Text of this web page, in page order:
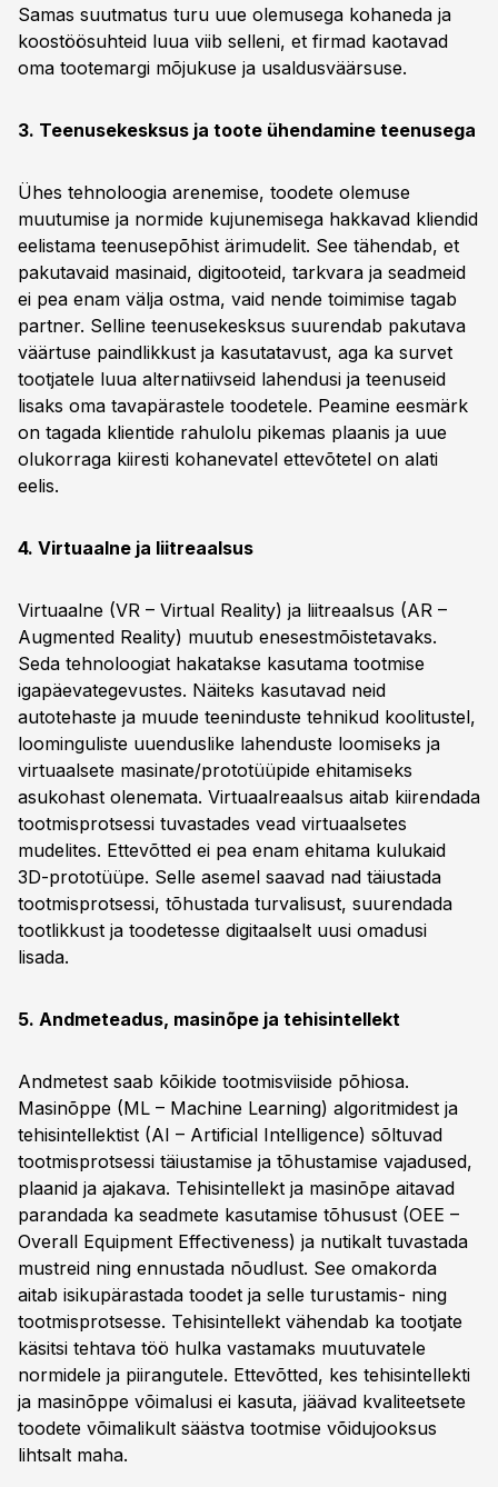
Samas suutmatus turu uue olemusega kohaneda ja
koostöösuhteid luua viib selleni, et firmad kaotavad
oma tootemargi mõjukuse ja usaldusväärsuse.
3. Teenusekesksus ja toote ühendamine teenusega
Ühes tehnoloogia arenemise, toodete olemuse
muutumise ja normide kujunemisega hakkavad kliendid
eelistama teenusepõhist ärimudelit. See tähendab, et
pakutavaid masinaid, digitooteid, tarkvara ja seadmeid
ei pea enam välja ostma, vaid nende toimimise tagab
partner. Selline teenusekesksus suurendab pakutava
väärtuse paindlikkust ja kasutatavust, aga ka survet
tootjatele luua alternatiivseid lahendusi ja teenuseid
lisaks oma tavapärastele toodetele. Peamine eesmärk
on tagada klientide rahulolu pikemas plaanis ja uue
olukorraga kiiresti kohanevatel ettevõtetel on alati
eelis.
4. Virtuaalne ja liitreaalsus
Virtuaalne (VR – Virtual Reality) ja liitreaalsus (AR –
Augmented Reality) muutub enesestmõistetavaks.
Seda tehnoloogiat hakatakse kasutama tootmise
igapäevategevustes. Näiteks kasutavad neid
autotehaste ja muude teeninduste tehnikud koolitustel,
loominguliste uuenduslike lahenduste loomiseks ja
virtuaalsete masinate/prototüüpide ehitamiseks
asukohast olenemata. Virtuaalreaalsus aitab kiirendada
tootmisprotsessi tuvastades vead virtuaalsetes
mudelites. Ettevõtted ei pea enam ehitama kulukaid
3D-prototüüpe. Selle asemel saavad nad täiustada
tootmisprotsessi, tõhustada turvalisust, suurendada
tootlikkust ja toodetesse digitaalselt uusi omadusi
lisada.
5. Andmeteadus, masinõpe ja tehisintellekt
Andmetest saab kõikide tootmisviiside põhiosa.
Masinõppe (ML – Machine Learning) algoritmidest ja
tehisintellektist (AI – Artificial Intelligence) sõltuvad
tootmisprotsessi täiustamise ja tõhustamise vajadused,
plaanid ja ajakava. Tehisintellekt ja masinõpe aitavad
parandada ka seadmete kasutamise tõhusust (OEE –
Overall Equipment Effectiveness) ja nutikalt tuvastada
mustreid ning ennustada nõudlust. See omakorda
aitab isikupärastada toodet ja selle turustamis- ning
tootmisprotsesse. Tehisintellekt vähendab ka tootjate
käsitsi tehtava töö hulka vastamaks muutuvatele
normidele ja piirangutele. Ettevõtted, kes tehisintellekti
ja masinõppe võimalusi ei kasuta, jäävad kvaliteetsete
toodete võimalikult säästva tootmise võidujooksus
lihtsalt maha.